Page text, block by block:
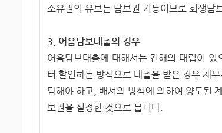
소유권의 유보는 담보권 기능이므로 회생담
3. 어음담보대출의 경우
어음담보대출에 대해서는 견해의 대립이
터 할인하는 방식으로 대출을 받은 경우 채
담해야 하고, 배서의 방식에 의하여 양도된
보권을 설정한 것으로 봅니다.